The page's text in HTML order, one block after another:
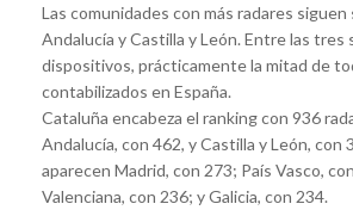
Las comunidades con más radares
Andalucía y Castilla y León. Entre las tres
dispositivos, prácticamente la mitad de
contabilizados en España.
Cataluña encabeza el ranking con 936
Andalucía, con 462, y Castilla y León, con
aparecen Madrid, con 273; País Vasco,
Valenciana, con 236; y Galicia, con 234.